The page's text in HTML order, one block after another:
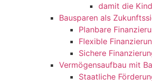
damit die
Bausparen als
Planbare
Flexible
Sichere
Vermögensaufbau mit
Staatliche